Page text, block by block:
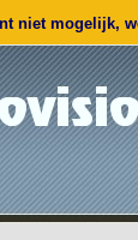
niet mogelijk,